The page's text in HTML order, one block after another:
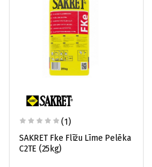
(1)
SAKRET Fke Flīžu Līme Pelēka
C2TE (25kg)